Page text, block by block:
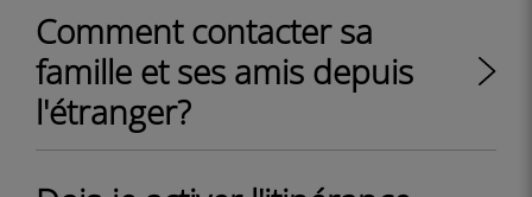
Comment contacter sa
famille et ses amis depuis
l'étranger?